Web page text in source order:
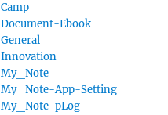
Camp
Document-Ebook
General
Innovation
My_Note
My_Note-App-Setting
My_Note-pLog